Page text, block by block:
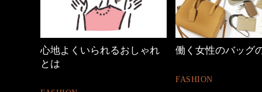
働く女性のバッグの中身
優木まおみさん「